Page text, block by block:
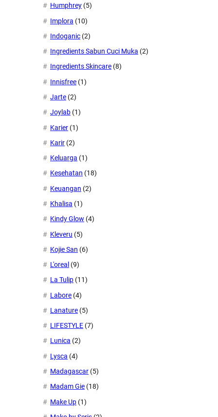
Humphrey (5)
Implora (10)
Indoganic (2)
Ingredients Sabun Cuci Muka (2)
Ingredients Skincare (8)
Innisfree (1)
Jarte (2)
Joylab (1)
Karier (1)
Karir (2)
Keluarga (1)
Kesehatan (18)
Keuangan (2)
Khalisa (1)
Kindy Glow (4)
Kleveru (5)
Kojie San (6)
L'oreal (9)
La Tulip (11)
Labore (4)
Lanature (5)
LIFESTYLE (7)
Lunica (2)
Lysca (4)
Madagascar (5)
Madam Gie (18)
Make Up (1)